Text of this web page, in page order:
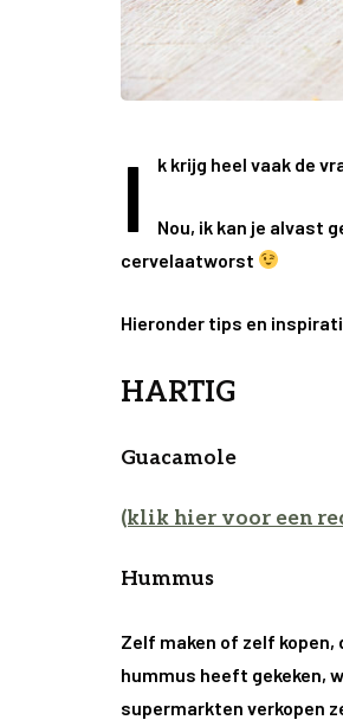
I k krijg heel vaak de
Nou, ik kan je alvast
cervelaatworst
Hieronder tips en
HARTIG
Guacamole
(klik hier voor een
Hummus
Zelf maken of zelf kopen,
hummus heeft gekeken,
supermarkten verkopen